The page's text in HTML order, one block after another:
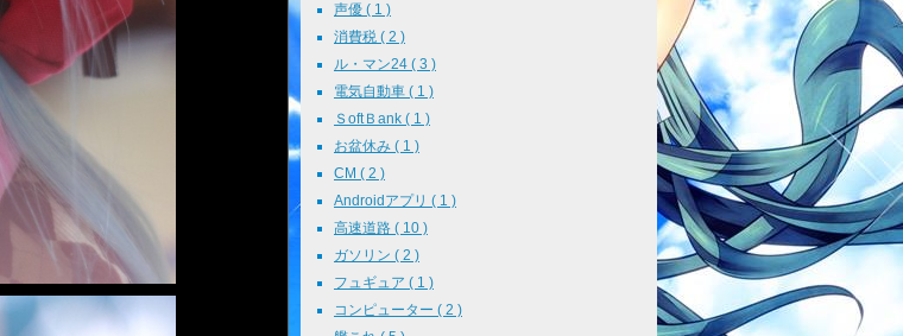
声優 ( 1 )
消費税 ( 2 )
ル・マン24 ( 3 )
電気自動車 ( 1 )
ＳoftＢank ( 1 )
お盆休み ( 1 )
CM ( 2 )
Androidアプリ ( 1 )
高速道路 ( 10 )
ガソリン ( 2 )
フュギュア ( 1 )
コンピューター ( 2 )